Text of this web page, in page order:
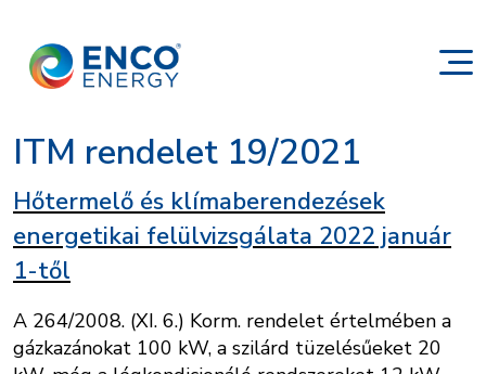
ITM rendelet 19/2021
Hőtermelő és klímaberendezések
energetikai felülvizsgálata 2022 január
1-től
A 264/2008. (XI. 6.) Korm. rendelet értelmében a
gázkazánokat 100 kW, a szilárd tüzelésűeket 20